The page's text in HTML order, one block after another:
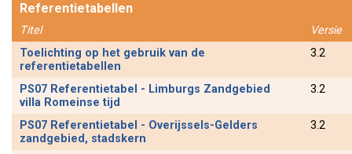
Referentietabellen
Titel
Versie
Toelichting op het gebruik van de
referentietabellen
3.2
PS07 Referentietabel - Limburgs Zandgebied
villa Romeinse tijd
3.2
PS07 Referentietabel - Overijssels-Gelders
zandgebied, stadskern
3.2